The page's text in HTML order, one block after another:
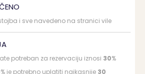
i sve navedeno na stranici vile
potreban za rezervaciju iznosi 30%
% je potrebno uplatiti najkasnije 30